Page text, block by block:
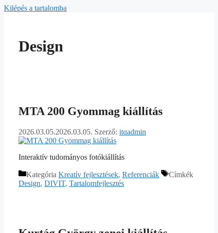
Kilépés a tartalomba
Design
MTA 200 Gyommag kiállítás
2026.03.05.2026.03.05. Szerző: itqadmin
Interaktív tudományos fotókiállítás
Kategória Kreatív fejlesztések, Referenciák
Címkék
Design, DIVIT, Tartalomfejlesztés